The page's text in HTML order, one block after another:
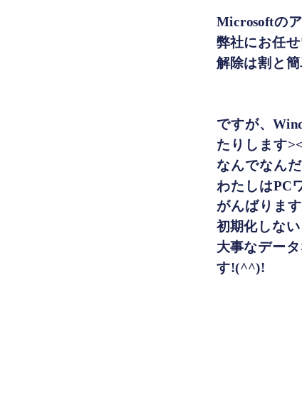
Microsoftの
弊社にお任
解除は割と
ですが、
たりします><
なんでなん
わたしはPC
がんばりま
初期化しな
大事なデー
す!(^^)!